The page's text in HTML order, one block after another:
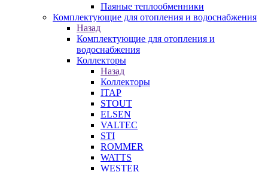
Паяные теплообменники
Комплектующие для отопления и водоснабжения
Назад
Комплектующие для отопления и
водоснабжения
Коллекторы
Назад
Коллекторы
ITAP
STOUT
ELSEN
VALTEC
STI
ROMMER
WATTS
WESTER